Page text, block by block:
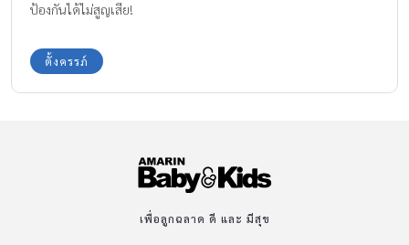
ป้องกันได้ไม่สูญเสีย!
ตั้งครรภ์
เพื่อลูกฉลาด ดี และ มีสุข